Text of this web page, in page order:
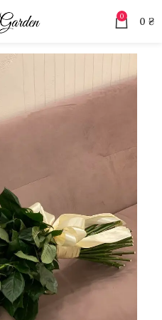
0 0 ₴